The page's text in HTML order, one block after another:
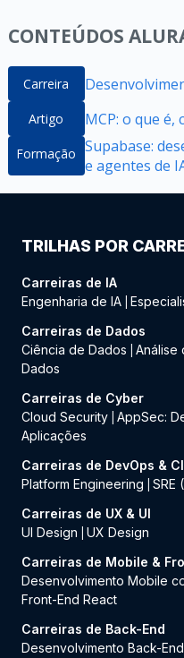
CONTEÚDOS
Carreira
Artigo MCP: o que
Formação Supabase:
e agentes de
TRILHAS POR
Carreiras de IA
Engenharia de IA
Carreiras de Dados
Ciência de Dados
Análise
Dados
Carreiras de Cyber
Cloud Security AppSec:
Aplicações
Carreiras de DevOps &
Platform Engineering
SRE
Carreiras de UX & UI
UI Design
UX Design
Carreiras de Mobile &
Desenvolvimento Mobile
Front-End React
Carreiras de Back-End
Desenvolvimento Back-